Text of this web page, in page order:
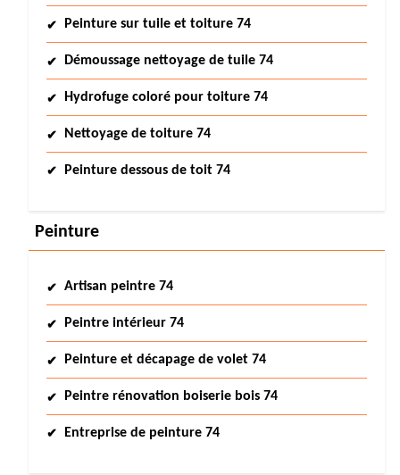
Peinture sur tuile et toiture 74
Démoussage nettoyage de tuile 74
Hydrofuge coloré pour toiture 74
Nettoyage de toiture 74
Peinture dessous de toit 74
Peinture
Artisan peintre 74
Peintre intérieur 74
Peinture et décapage de volet 74
Peintre rénovation boiserie bois 74
Entreprise de peinture 74